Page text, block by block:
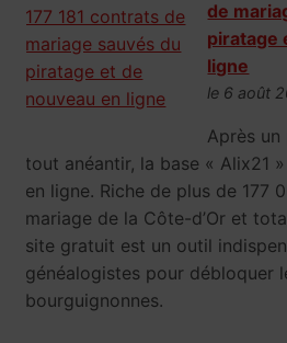
de
piratage
ligne
le 6 août
Après
tout anéantir, la base « Alix21
en ligne. Riche de plus de 177
mariage de la Côte-d’Or et
site gratuit est un outil
généalogistes pour débloquer
bourguignonnes.